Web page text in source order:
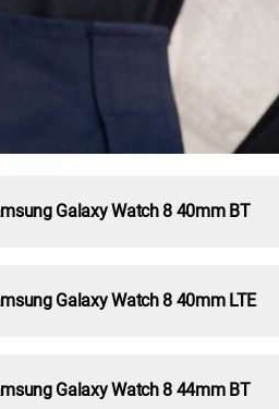
Galaxy Watch 8 40mm BT
Galaxy Watch 8 40mm LTE
Galaxy Watch 8 44mm BT